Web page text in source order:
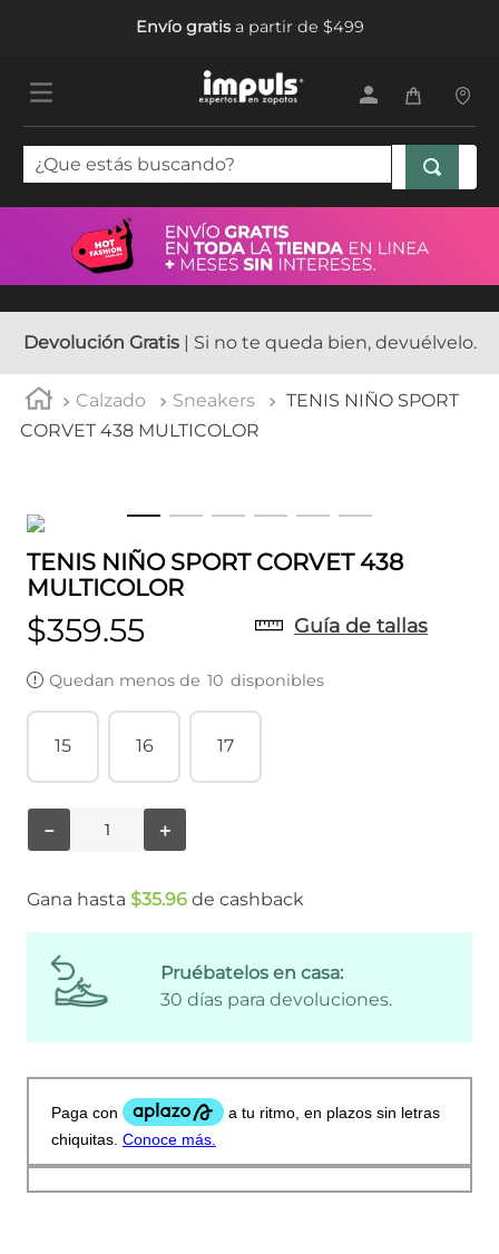
Envío gratisa partir de $499
¿Que estás buscando?
Devolución Gratis| Si no te queda bien, devuélvelo.
Calzado Sneakers
TENIS NIÑO SPORT
CORVET 438 MULTICOLOR
TENIS NIÑO SPORT CORVET 438
MULTICOLOR
$359.55 Guía de tallas
Quedan menos de 10 disponibles
15 16 17
＋
－
Gana hasta $35.96 de cashback
Pruébatelos en casa:
30 días para devoluciones.
TÉRMINOS MÁS BUSCADOS
tenis mujer
3.
tenis hombre
4.
botas mujer
5. tenis niña